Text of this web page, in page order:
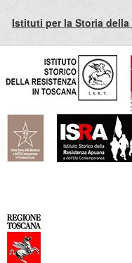
Istituti per la Storia